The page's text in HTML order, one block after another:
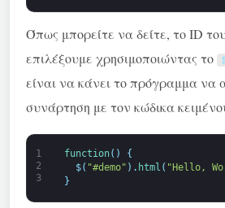
Όπως μπορείτε να δείτε, το ID
επιλέξουμε χρησιμοποιώντας το
είναι να κάνει το πρόγραμμα να
συνάρτηση με τον κώδικα
1
2
3
function( )
{
$( "#demo" ) . html ( "Hello,
}